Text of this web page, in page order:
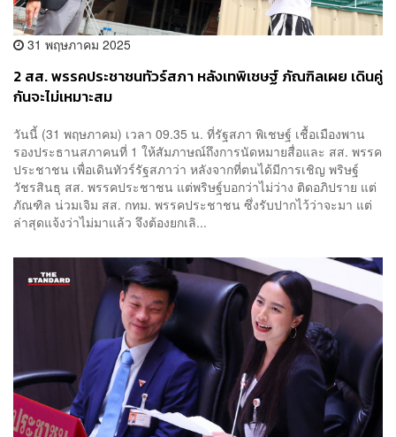
31 พฤษภาคม 2025
2 สส. พรรคประชาชนทัวร์สภา หลังเทพิเชษฐ์ ภัณฑิลเผย เดินคู่
กันจะไม่เหมาะสม
วันนี้ (31 พฤษภาคม) เวลา 09.35 น. ที่รัฐสภา พิเชษฐ์ เชื้อเมืองพาน
รองประธานสภาคนที่ 1 ให้สัมภาษณ์ถึงการนัดหมายสื่อและ สส. พรรค
ประชาชน เพื่อเดินทัวร์รัฐสภาว่า หลังจากที่ตนได้มีการเชิญ พริษฐ์
วัชรสินธุ สส. พรรคประชาชน แต่พริษฐ์บอกว่าไม่ว่าง ติดอภิปราย แต่
ภัณฑิล น่วมเจิม สส. กทม. พรรคประชาชน ซึ่งรับปากไว้ว่าจะมา แต่
ล่าสุดแจ้งว่าไม่มาแล้ว จึงต้องยกเลิ...